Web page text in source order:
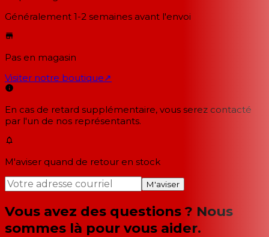
Généralement 1-2 semaines avant l'envoi
Pas en magasin
Visiter notre boutique↗
En cas de retard supplémentaire, vous serez contacté
par l'un de nos représentants.
M'aviser quand de retour en stock
M'aviser
Vous avez des questions ? Nous
sommes là pour vous aider.